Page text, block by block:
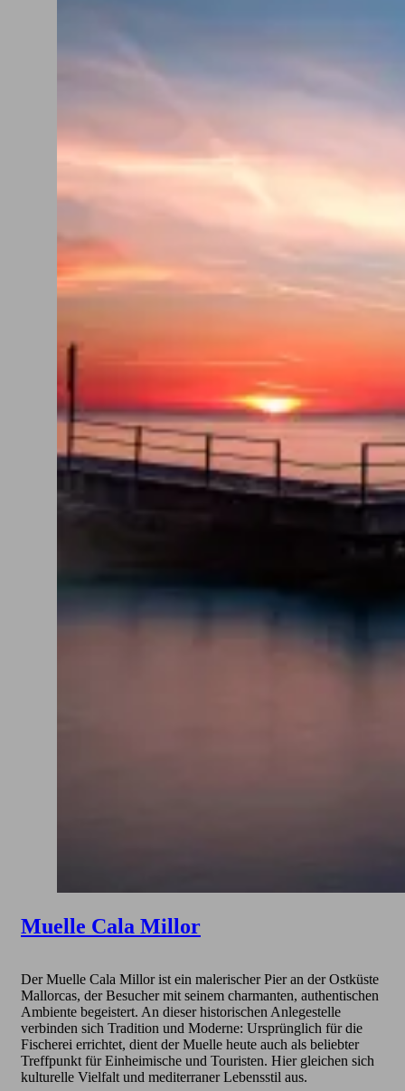
Muelle Cala Millor
Der Muelle Cala Millor ist ein malerischer Pier an der Ostküste
Mallorcas, der Besucher mit seinem charmanten, authentischen
Ambiente begeistert. An dieser historischen Anlegestelle
verbinden sich Tradition und Moderne: Ursprünglich für die
Fischerei errichtet, dient der Muelle heute auch als beliebter
Treffpunkt für Einheimische und Touristen. Hier gleichen sich
kulturelle Vielfalt und mediterraner Lebensstil aus.